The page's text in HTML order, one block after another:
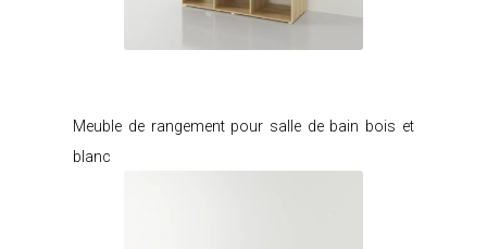
Meuble de rangement pour salle de bain bois et
blanc